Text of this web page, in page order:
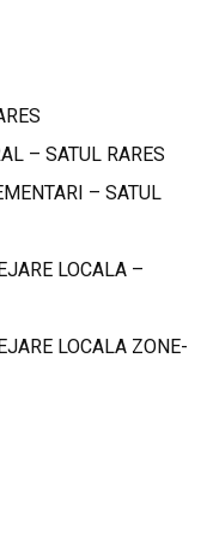
– SATUL RARES
– SATUL
LOCALA –
LOCALA ZONE-